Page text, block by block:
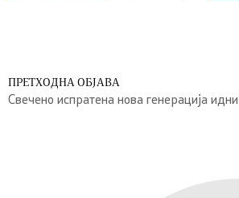
ПРЕТХОДНА ОБЈАВА
Свечено испратена нова генерација